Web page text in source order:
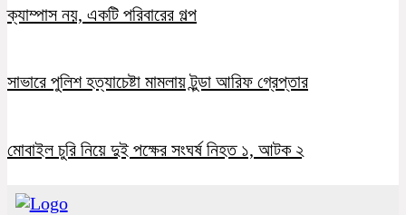
ক্যাম্পাস নয়, একটি পরিবারের গল্প
সাভারে পুলিশ হত্যাচেষ্টা মামলায় টুন্ডা আরিফ গ্রেপ্তার
মোবাইল চুরি নিয়ে দুই পক্ষের সংঘর্ষ নিহত ১, আটক ২